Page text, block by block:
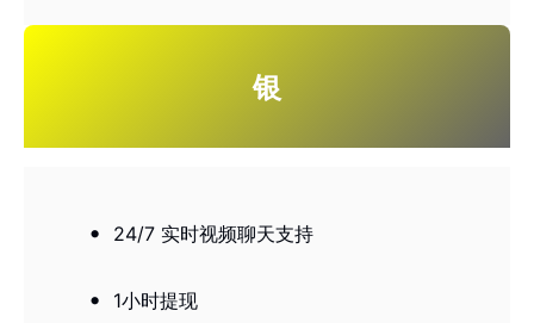
银
24/7 实时视频聊天支持
1小时提现